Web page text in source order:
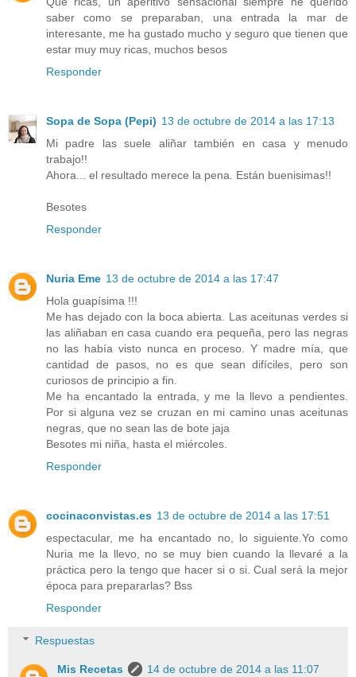
saber como se preparaban, una entrada la mar de
interesante, me ha gustado mucho y seguro que tienen que
estar muy muy ricas, muchos besos
Responder
Sopa de Sopa (Pepi) 13 de octubre de 2014 a las 17:13
Mi padre las suele aliñar también en casa y menudo
trabajo!!
Ahora... el resultado merece la pena. Están buenisimas!!
Besotes
Responder
Nuria Eme 13 de octubre de 2014 a las 17:47
Hola guapísima !!!
Me has dejado con la boca abierta. Las aceitunas verdes si
las aliñaban en casa cuando era pequeña, pero las negras
no las había visto nunca en proceso. Y madre mía, que
cantidad de pasos, no es que sean difíciles, pero son
curiosos de principio a fin.
Me ha encantado la entrada, y me la llevo a pendientes.
Por si alguna vez se cruzan en mi camino unas aceitunas
negras, que no sean las de bote jaja
Besotes mi niña, hasta el miércoles.
Responder
cocinaconvistas.es 13 de octubre de 2014 a las 17:51
espectacular, me ha encantado no, lo siguiente.Yo como
Nuria me la llevo, no se muy bien cuando la llevaré a la
práctica pero la tengo que hacer si o si. Cual será la mejor
época para prepararlas? Bss
Responder
Respuestas
Mis Recetas
14 de octubre de 2014 a las 11:07